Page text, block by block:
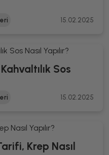
15.02.2025
Sos
15.02.2025
Krep Nasıl